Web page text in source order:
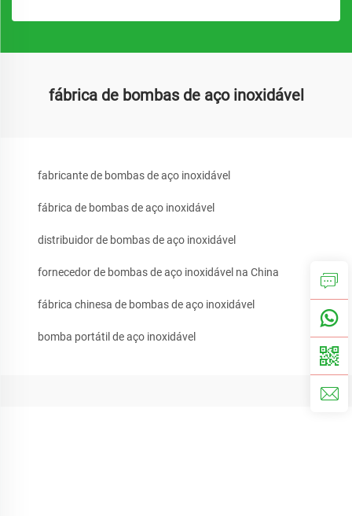
fábrica de bombas de aço inoxidável
fabricante de bombas de aço inoxidável
fábrica de bombas de aço inoxidável
distribuidor de bombas de aço inoxidável
fornecedor de bombas de aço inoxidável na China
fábrica chinesa de bombas de aço inoxidável
bomba portátil de aço inoxidável